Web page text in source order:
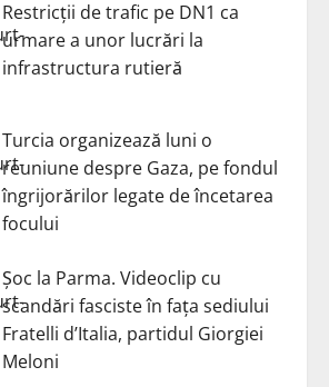
Restricții de trafic pe DN1 ca
urmare a unor lucrări la
infrastructura rutieră
Turcia organizează luni o
reuniune despre Gaza, pe fondul
îngrijorărilor legate de încetarea
focului
Șoc la Parma. Videoclip cu
scandări fasciste în fața sediului
Fratelli d’Italia, partidul Giorgiei
Meloni